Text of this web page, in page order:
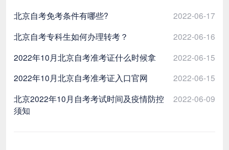
北京自考免考条件有哪些?
2022-06-17
北京自考专科生如何办理转考？
2022-06-16
2022年10月北京自考准考证什么时候拿
2022-06-15
2022年10月北京自考准考证入口官网
2022-06-15
北京2022年10月自考考试时间及疫情防控
须知
2022-06-09